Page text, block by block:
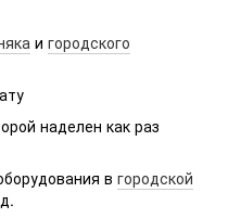
и городского
наделен как раз
в городской